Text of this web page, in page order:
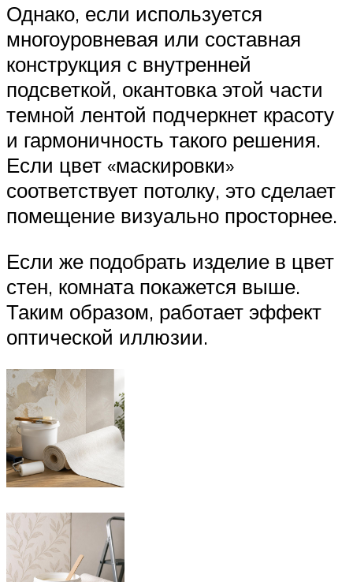
Однако, если используется
многоуровневая или составная
конструкция с внутренней
подсветкой, окантовка этой части
темной лентой подчеркнет красоту
и гармоничность такого решения.
Если цвет «маскировки»
соответствует потолку, это сделает
помещение визуально просторнее.
Если же подобрать изделие в цвет
стен, комната покажется выше.
Таким образом, работает эффект
оптической иллюзии.